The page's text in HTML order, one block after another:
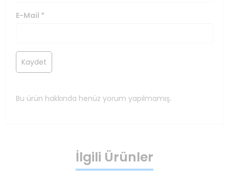
E-Mail *
Bu ürün hakkında henüz yorum yapılmamış.
İlgili Ürünler